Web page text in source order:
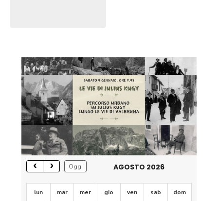
Oggi AGOSTO 2026
lun mar mer gio ven sab
dom